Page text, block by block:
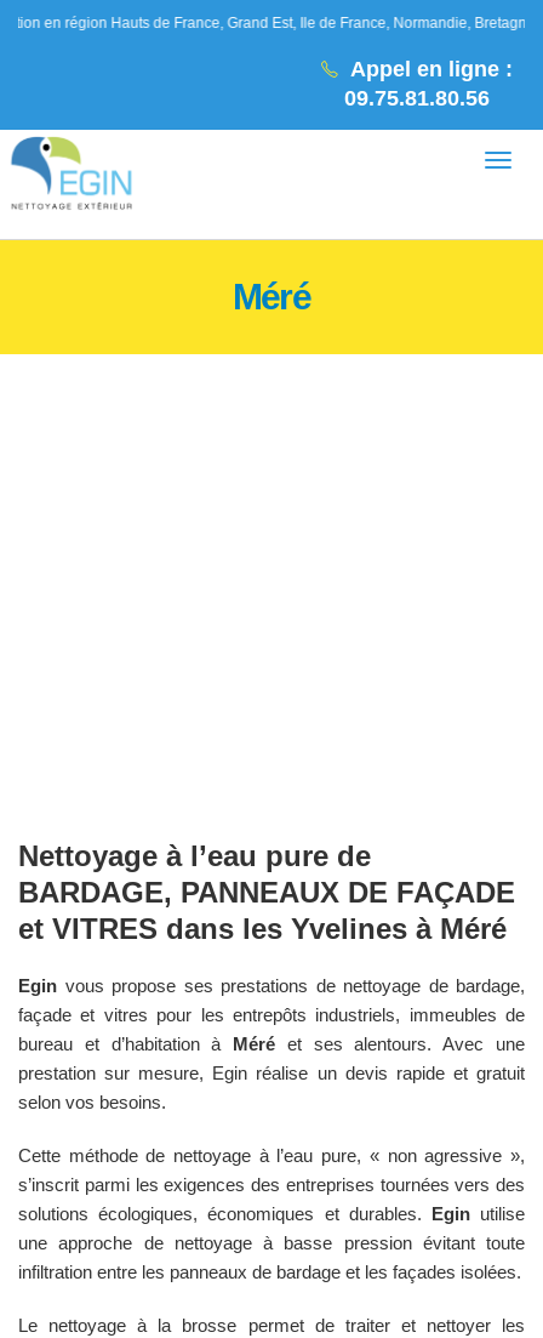
Hauts de France, Grand Est, Ile de France, Normandie, Bretagne, Pays de la
Appel en ligne :
09.75.81.80.56
Méré
Nettoyage à l’eau pure de
BARDAGE, PANNEAUX DE FAÇADE
et VITRES dans les Yvelines à Méré
Egin vous propose ses prestations de nettoyage de bardage,
façade et vitres pour les entrepôts industriels, immeubles de
bureau et d’habitation à Méré et ses alentours. Avec une
prestation sur mesure, Egin réalise un devis rapide et gratuit
selon vos besoins.
Cette méthode de nettoyage à l’eau pure, « non agressive »,
s’inscrit parmi les exigences des entreprises tournées vers des
solutions écologiques, économiques et durables. Eginutilise
une approche de nettoyage à basse pression évitant toute
infiltration entre les panneaux de bardage et les façades isolées.
Le nettoyage à la brosse permet de traiter et nettoyer les